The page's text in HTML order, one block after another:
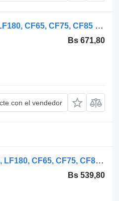
Hella LF45 (01.01-) 1743691 faro delantero para DAF LF45, LF55, LF180, CF65, CF75, CF85 (2001-) cabeza tractora
Bs 671,80
con el vendedor
Hella LF45 (01.01-) 154261-00 faro delantero para DAF LF45, LF55, LF180, CF65, CF75, CF85 (2001-) cabeza tractora
Bs 539,80